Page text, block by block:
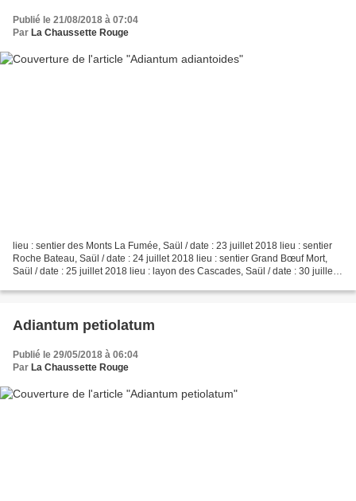
Publié le 21/08/2018 à 07:04
Par La Chaussette Rouge
lieu : sentier des Monts La Fumée, Saül / date : 23 juillet 2018 lieu : sentier
Roche Bateau, Saül / date : 24 juillet 2018 lieu : sentier Grand Bœuf Mort,
Saül / date : 25 juillet 2018 lieu : layon des Cascades, Saül / date : 30 juillet
Adiantum petiolatum
Publié le 29/05/2018 à 06:04
Par La Chaussette Rouge